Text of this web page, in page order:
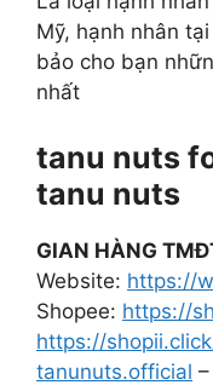
Mỹ, hạnh nhân
bảo cho bạn
nhất
tanu nuts
tanu nuts
GIAN HÀNG
Website: https://
Shopee: https://
https://
tanunuts.official –